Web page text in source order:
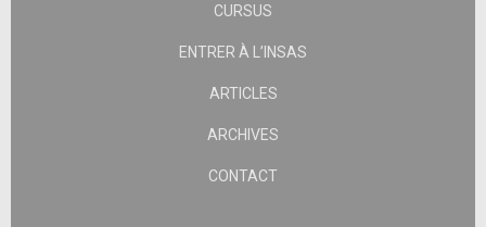
CURSUS
ENTRER À L’INSAS
ARTICLES
ARCHIVES
CONTACT